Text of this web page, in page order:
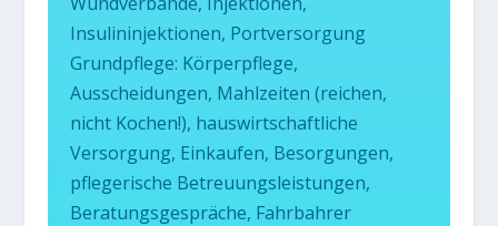
Insulininjektionen, Portversorgung
Grundpflege: Körperpflege,
Ausscheidungen, Mahlzeiten (reichen,
nicht Kochen!), hauswirtschaftliche
Versorgung, Einkaufen, Besorgungen,
pflegerische Betreuungsleistungen,
Beratungsgespräche, Fahrbahrer